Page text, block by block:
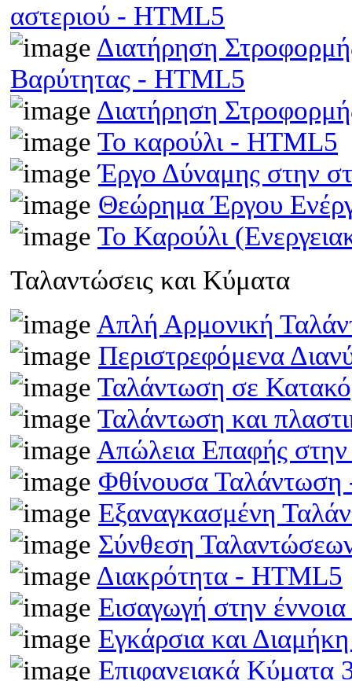
αστεριού - HTML5
Διατήρηση
Βαρύτητας - HTML5
Διατήρηση
Το καρούλι - HTML5
Έργο Δύναμης στην
Θεώρημα Έργου
Το Καρούλι
Ταλαντώσεις και Κύματα
Απλή Αρμονική
Περιστρεφόμενα
Ταλάντωση σε
Ταλάντωση και
Απώλεια Επαφής
Φθίνουσα
Εξαναγκασμένη
Σύνθεση
Διακρότητα - HTML5
Εισαγωγή στην
Εγκάρσια και
Επιφανειακά